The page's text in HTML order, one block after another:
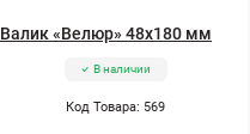
Валик «Велюр» 48x180 мм
В наличии
Код Товара: 569